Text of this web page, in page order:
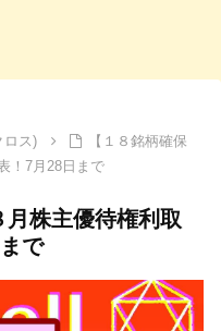
ロス)
【１８銘柄確保
！7月28日まで
月株主優待権利取
で